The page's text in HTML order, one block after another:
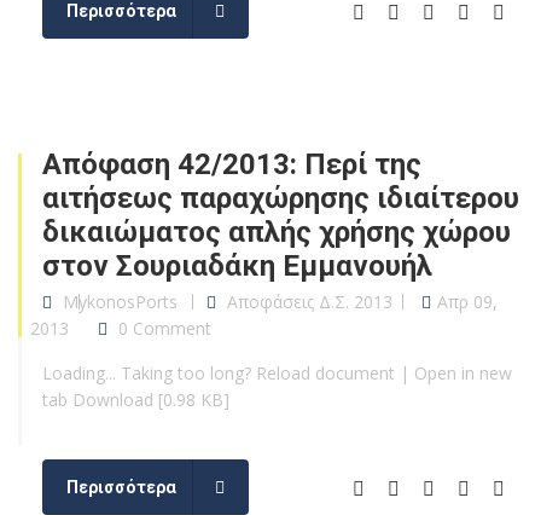
Περισσότερα
Απόφαση 42/2013: Περί της
αιτήσεως παραχώρησης ιδιαίτερου
δικαιώματος απλής χρήσης χώρου
στον Σουριαδάκη Εμμανουήλ
MykonosPorts Αποφάσεις Δ.Σ. 2013
Απρ 09,
2013
0 Comment
Loading... Taking too long? Reload document | Open in new
tab Download [0.98 KB]
Περισσότερα